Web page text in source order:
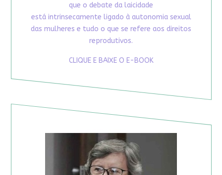
que o debate da laicidade
está intrinsecamente ligado à autonomia sexual
das mulheres e tudo o que se refere aos direitos
reprodutivos.
CLIQUE E BAIXE O E-BOOK